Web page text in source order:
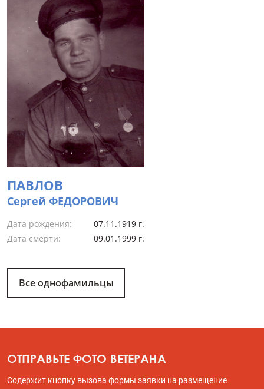
ПАВЛОВ
Сергей ФЕДОРОВИЧ
Дата рождения:
07.11.1919 г.
Дата смерти:
09.01.1999 г.
Все однофамильцы
ОТПРАВЬТЕ ФОТО ВЕТЕРАНА
Содержит кнопку вызова формы заявки на размещение